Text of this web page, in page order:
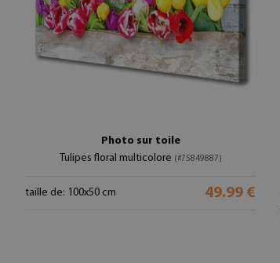
Photo sur toile
Tulipes floral multicolore (#75849887)
taille de: 100x50 cm 49.99 €